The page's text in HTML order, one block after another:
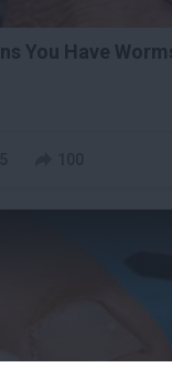
You Have